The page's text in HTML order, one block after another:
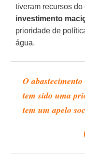
tiveram recursos
investimento
prioridade de
água.
O
tem sido uma
tem um apelo